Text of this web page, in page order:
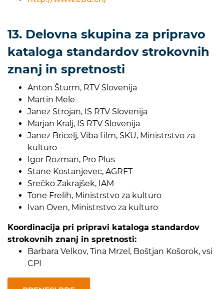
13. Delovna skupina za pripravo
kataloga standardov strokovnih
znanj in spretnosti
Anton Šturm, RTV Slovenija
Martin Mele
Janez Strojan, IS RTV Slovenija
Marjan Kralj, IS RTV Slovenija
Janez Bricelj, Viba film, SKU, Ministrstvo za
kulturo
Igor Rozman, Pro Plus
Stane Kostanjevec, AGRFT
Srečko Zakrajšek, IAM
Tone Frelih, Ministrstvo za kulturo
Ivan Oven, Ministrstvo za kulturo
Koordinacija pri pripravi kataloga standardov
strokovnih znanj in spretnosti:
Barbara Velkov, Tina Mrzel, Boštjan Košorok, vsi
CPI